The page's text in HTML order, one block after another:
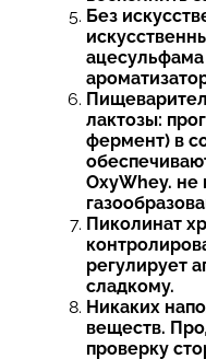
Без
лактозы:
фермент) в
OxyWhey. не
Пиколинат
регулирует
сладкому.
Никаких
веществ.
проверку